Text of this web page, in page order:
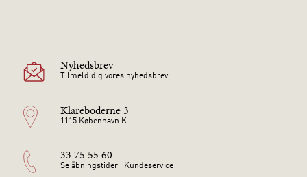
Nyhedsbrev
Tilmeld dig vores nyhedsbrev
Klareboderne 3
1115 København K
33 75 55 60
Se åbningstider i Kundeservice